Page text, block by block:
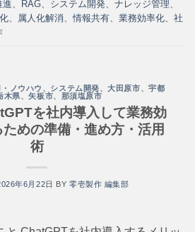
進、 RAG、 システム開発、 ナレッジ管理、
、 属人化解消、情報共有、 業務効率化、 社
ノウハウ 、 システム開発、大田原市、宇都
木県、矢板市、 那須塩原市
を社内導入して業務効
めの準備・進め方・活用
術
年6月22日 BY 零壱製作 編集部